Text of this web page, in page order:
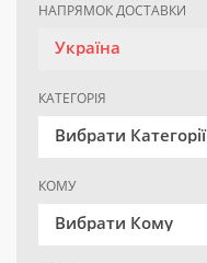
НАПРЯМОК ДОСТАВКИ
Україна
КАТЕГОРІЯ
Вибрати Категорії
КОМУ
Вибрати Кому